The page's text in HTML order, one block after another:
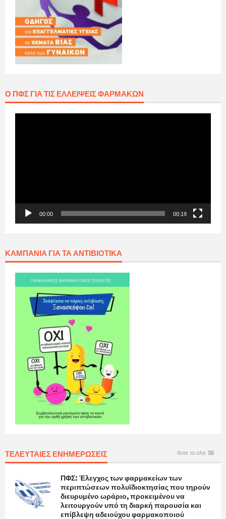
Ο ΠΦΣ ΓΙΑ ΤΙΣ ΕΛΛΕΊΨΕΙΣ ΦΑΡΜΆΚΩΝ
00:00 00:19
ΚΑΜΠΆΝΙΑ ΓΙΑ ΤΑ ΑΝΤΙΒΙΟΤΙΚΆ
ΤΕΛΕΥΤΑΙΕΣ ΕΝΗΜΕΡΩΣΕΙΣ δειτε τα ολα
ΠΦΣ: Έλεγχος των φαρμακείων των
περιπτώσεων πολυϊδιοκτησίας που τηρούν
διευρυμένο ωράριο, προκειμένου να
λειτουργούν υπό τη διαρκή παρουσία και
επίβλεψη αδειούχου φαρμακοποιού